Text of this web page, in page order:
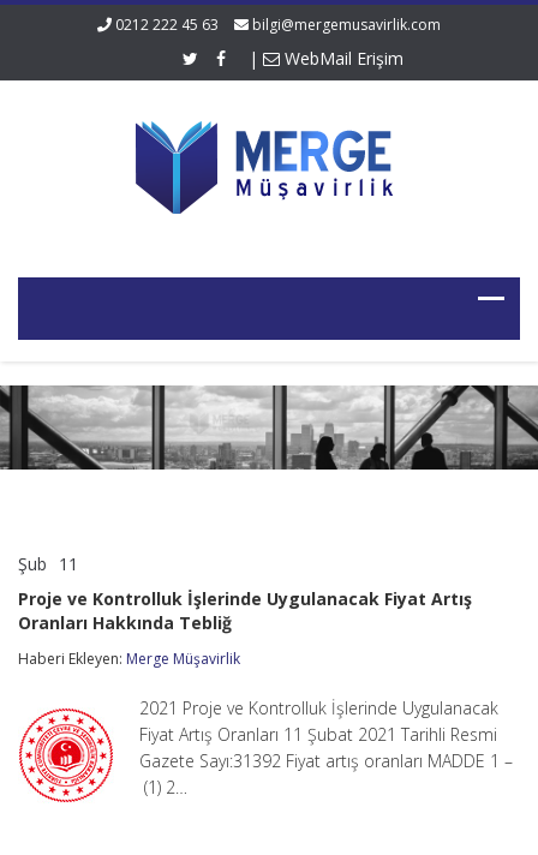
0212 222 45 63 bilgi@mergemusavirlik.com
| WebMail Erişim
Şub 11
Kontrolluk
İşlerinde
Fiyat
Oranları
Hakkında
Tebliğ
için
Proje ve Kontrolluk İşlerinde Uygulanacak Fiyat Artış
Oranları Hakkında Tebliğ
Haberi Ekleyen: Merge Müşavirlik
2021 Proje ve Kontrolluk İşlerinde Uygulanacak
Fiyat Artış Oranları 11 Şubat 2021 Tarihli Resmi
Gazete Sayı:31392 Fiyat artış oranları MADDE 1 –
(1) 2…